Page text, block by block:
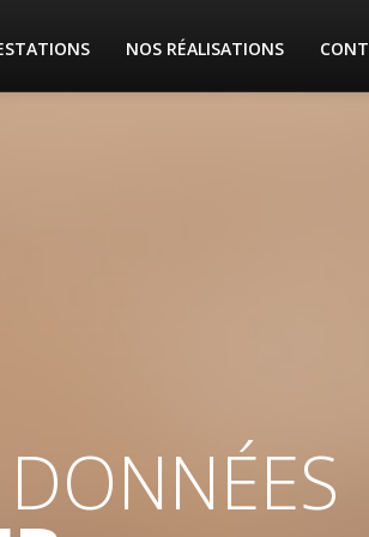
NOS RÉALISATIONS